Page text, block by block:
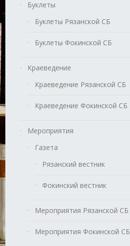
Буклеты
Буклеты Рязанской СБ
Буклеты Фокинской СБ
Краеведение
Краеведение Рязанской СБ
Краеведение Фокинской СБ
Мероприятия
Газета
Рязанский вестник
Фокинский вестник
Мероприятия Рязанской СБ
Мероприятия Фокинской СБ